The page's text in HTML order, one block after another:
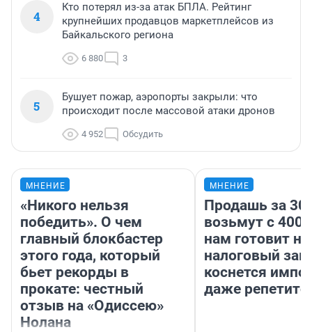
4
Кто потерял из-за атак БПЛА. Рейтинг
крупнейших продавцов маркетплейсов из
Байкальского региона
6 880 3
5
Бушует пожар, аэропорты закрыли: что
происходит после массовой атаки дронов
4 952 Обсудить
МНЕНИЕ
«Никого нельзя
победить». О чем
главный блокбастер
этого года, который
бьет рекорды в
прокате: честный
отзыв на «Одиссею»
Нолана
МНЕНИЕ
Продашь за
возьмут с
нам готовит
налоговый
коснется
даже